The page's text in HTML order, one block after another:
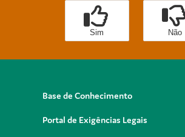
Sim Não
Base de Conhecimento
Portal de Exigências Legais